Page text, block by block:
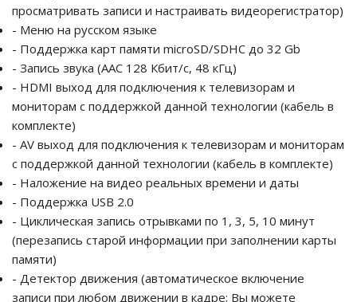
просматривать записи и настраивать видеорегистратор)
- Меню на русском языке
- Поддержка карт памяти microSD/SDHC до 32 Gb
- Запись звука (AAC 128 Кбит/с, 48 кГц)
- HDMI выход для подключения к телевизорам и
мониторам с поддержкой данной технологии (кабель в
комплекте)
- AV выход для подключения к телевизорам и мониторам
с поддержкой данной технологии (кабель в комплекте)
- Наложение на видео реальных времени и даты
- Поддержка USB 2.0
- Циклическая запись отрывками по 1, 3, 5, 10 минут
(перезапись старой информации при заполнении карты
памяти)
- Детектор движения (автоматическое включение
записи при любом движении в кадре; Вы можете